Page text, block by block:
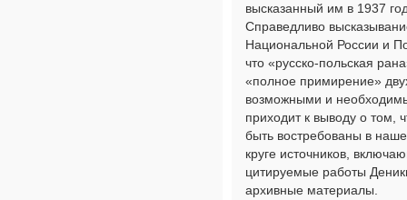
высказанный им в 1937
Справедливо
Национальной России и
что «русско-польская
«полное примирение»
возможными и
приходит к выводу о том,
быть востребованы в
круге источников,
цитируемые работы
архивные материалы.